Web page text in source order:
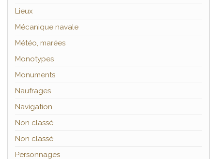
Lieux
Mécanique navale
Météo, marées
Monotypes
Monuments
Naufrages
Navigation
Non classé
Non classé
Personnages